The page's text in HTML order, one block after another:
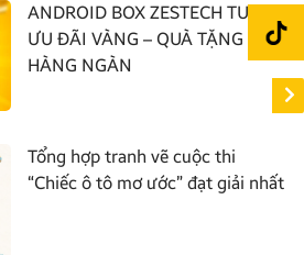
ANDROID BOX ZESTECH TUNG
ƯU ĐÃI VÀNG – QUÀ TẶNG
HÀNG NGÀN
Tổng hợp tranh vẽ cuộc thi
“Chiếc ô tô mơ ước” đạt giải nhất